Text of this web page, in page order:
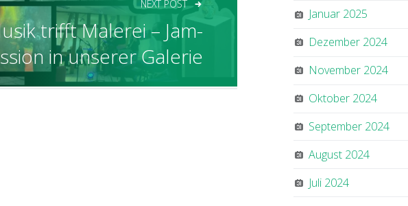
NEXT POST
trifft Malerei – Jam-
in unserer Galerie
Januar 2025
Dezember 2024
November 2024
Oktober 2024
September 2024
August 2024
Juli 2024